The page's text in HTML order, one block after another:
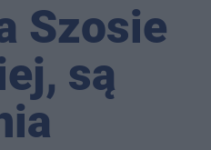
Szosie
są